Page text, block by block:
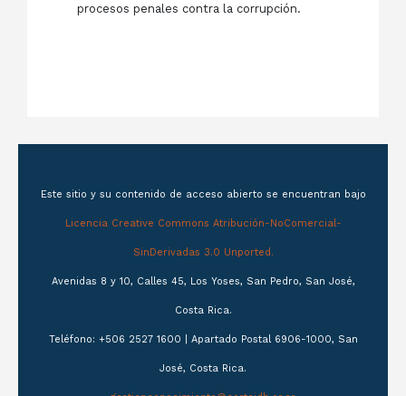
procesos penales contra la corrupción.
Este sitio y su contenido de acceso abierto se encuentran bajo
Licencia Creative Commons Atribución-NoComercial-
SinDerivadas 3.0 Unported.
Avenidas 8 y 10, Calles 45, Los Yoses, San Pedro, San José,
Costa Rica.
Teléfono: +506 2527 1600 | Apartado Postal 6906-1000, San
José, Costa Rica.